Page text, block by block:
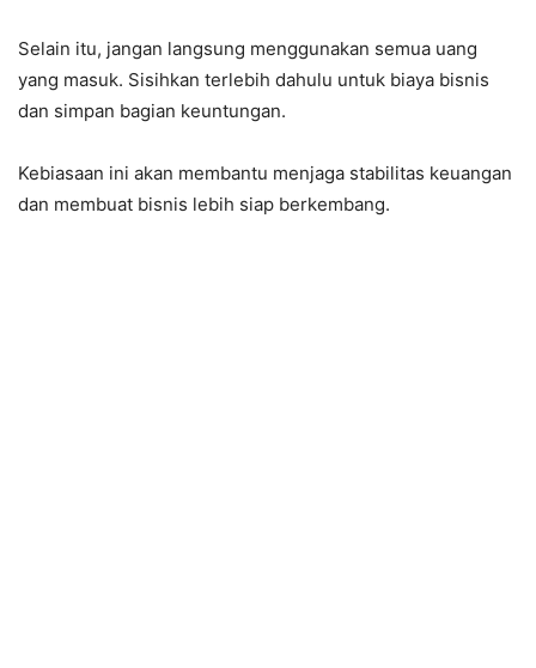
Selain itu, jangan langsung menggunakan semua uang
yang masuk. Sisihkan terlebih dahulu untuk biaya bisnis
dan simpan bagian keuntungan.
Kebiasaan ini akan membantu menjaga stabilitas keuangan
dan membuat bisnis lebih siap berkembang.